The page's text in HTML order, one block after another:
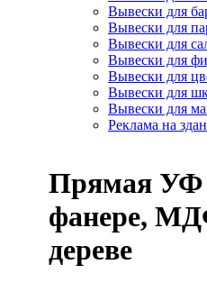
Вывески для
Вывески для
Вывески для
Вывески для
Вывески для
Вывески для
Вывески для
Реклама на
Прямая УФ
фанере,
дереве